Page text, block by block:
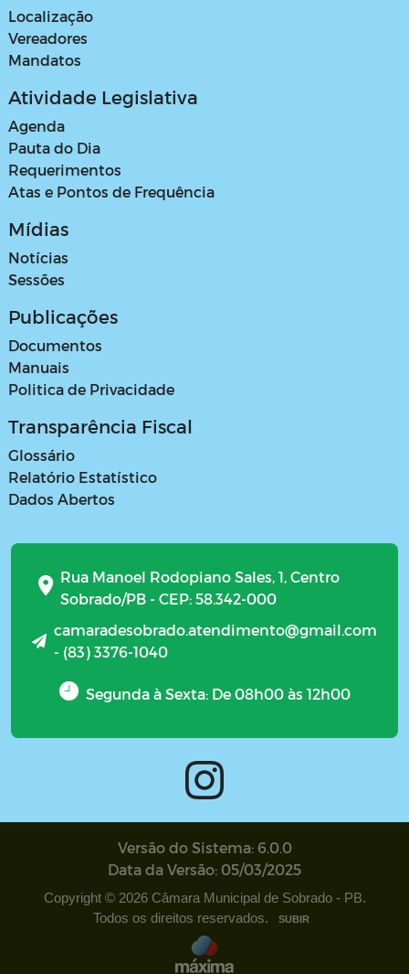
Localização
Vereadores
Mandatos
Atividade Legislativa
Agenda
Pauta do Dia
Requerimentos
Atas e Pontos de Frequência
Mídias
Notícias
Sessões
Publicações
Documentos
Manuais
Politica de Privacidade
Transparência Fiscal
Glossário
Relatório Estatístico
Dados Abertos
Rua Manoel Rodopiano Sales, 1, Centro
Sobrado/PB - CEP: 58.342-000
camaradesobrado.atendimento@gmail.com
- (83) 3376-1040
Segunda à Sexta: De 08h00 às 12h00
Versão do Sistema: 6.0.0
Data da Versão: 05/03/2025
Copyright © 2026 Câmara Municipal de Sobrado - PB.
Todos os direitos reservados.
SUBIR